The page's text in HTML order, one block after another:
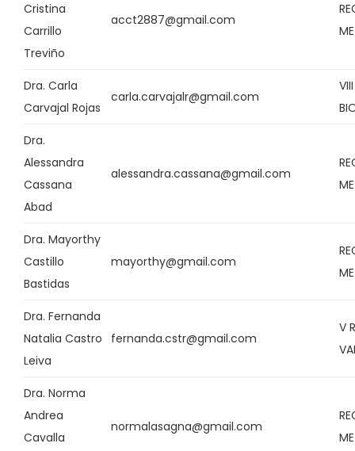
Cristina
Carrillo
Treviño
acct2887@gmail.com
Dra. Carla
Carvajal Rojas
carla.carvajalr@gmail.com
Dra.
Alessandra
Cassana
Abad
alessandra.cassana@gmail.com
Dra. Mayorthy
Castillo
Bastidas
mayorthy@gmail.com
Dra. Fernanda
Natalia Castro
Leiva
fernanda.cstr@gmail.com
V
Dra. Norma
Andrea
Cavalla
normalasagna@gmail.com